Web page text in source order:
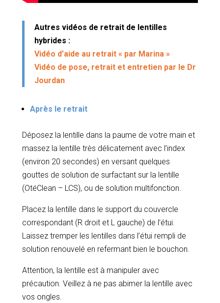
Autres vidéos de retrait de lentilles
hybrides :
Vidéo d’aide au retrait « par Marina »
Vidéo de pose, retrait et entretien par le Dr
Jourdan
Après le retrait
Déposez la lentille dans la paume de votre main et
massez la lentille très délicatement avec l’index
(environ 20 secondes) en versant quelques
gouttes de solution de surfactant sur la lentille
(OtéClean – LCS), ou de solution multifonction.
Placez la lentille dans le support du couvercle
correspondant (R droit et L gauche) de l’étui.
Laissez tremper les lentilles dans l’étui rempli de
solution renouvelé en refermant bien le bouchon.
Attention, la lentille est à manipuler avec
précaution. Veillez à ne pas abimer la lentille avec
vos ongles.